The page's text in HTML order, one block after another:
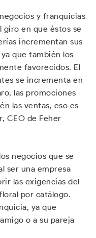
y franquicias
en que éstos se
incrementan sus
que también los
favorecidos. El
se incrementa en
las promociones
las ventas, eso es
CEO de Feher
negocios que se
ser una empresa
las exigencias del
por catálogo.
ya que
o a su pareja